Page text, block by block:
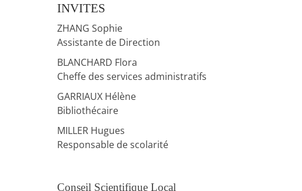
INVITES
ZHANG Sophie
Assistante de Direction
BLANCHARD Flora
Cheffe des services administratifs
GARRIAUX Hélène
Bibliothécaire
MILLER Hugues
Responsable de scolarité
Conseil Scientifique Local